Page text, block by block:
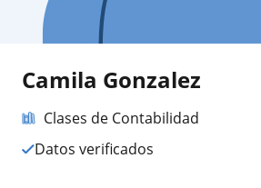
Camila Gonzalez
Clases de Contabilidad
Datos verificados